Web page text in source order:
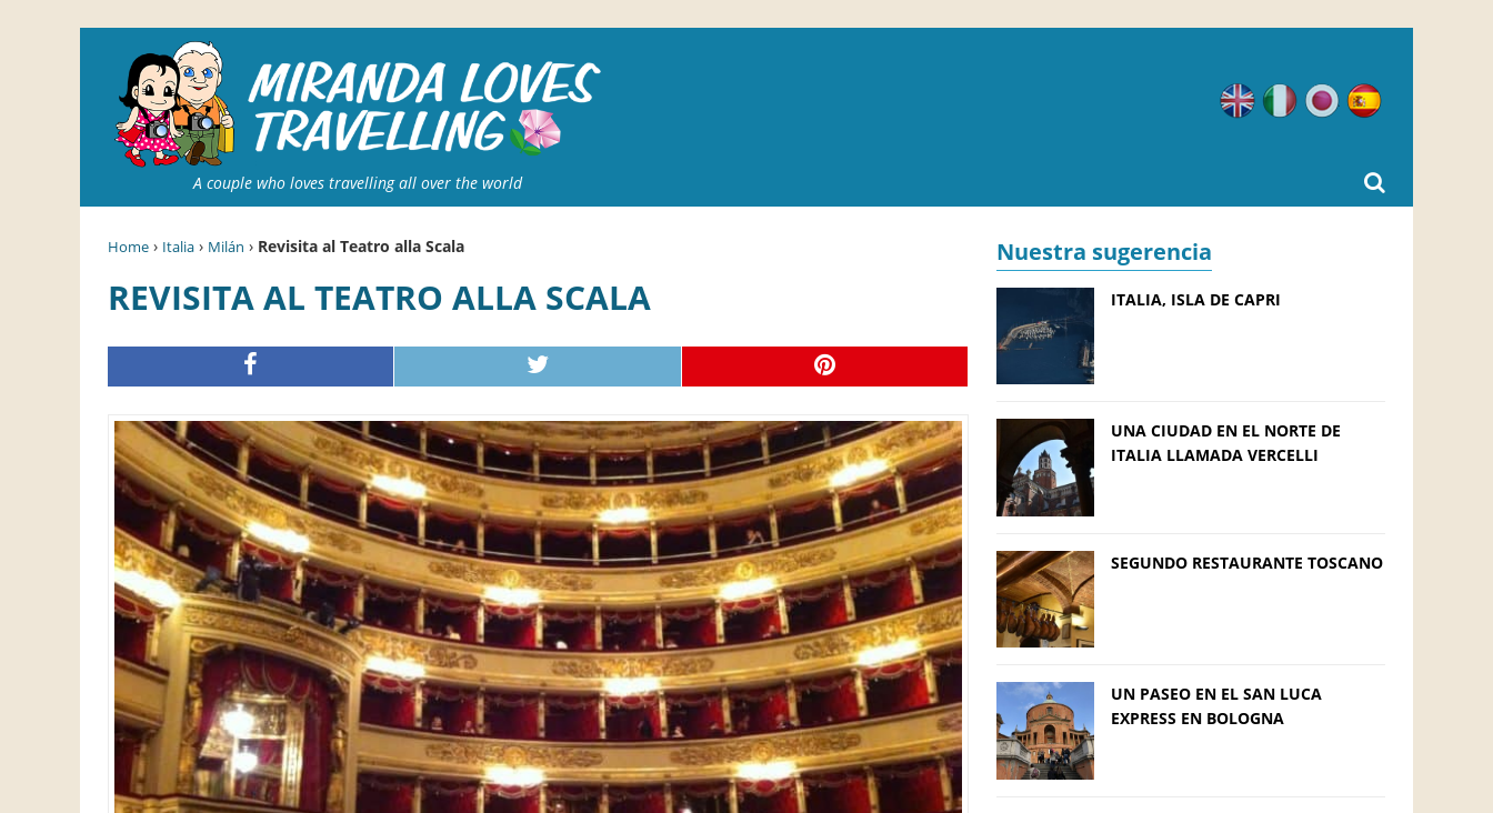
A couple who loves travelling all over the world
Inglés ItalianoJaponés
Home › Italia › Milán › Revisita al Teatro alla Scala
REVISITA AL TEATRO ALLA SCALA
Nuestra sugerencia
ITALIA, ISLA DE CAPRI
UNA CIUDAD EN EL NORTE DE
ITALIA LLAMADA VERCELLI
SEGUNDO RESTAURANTE TOSCANO
UN PASEO EN EL SAN LUCA
EXPRESS EN BOLOGNA